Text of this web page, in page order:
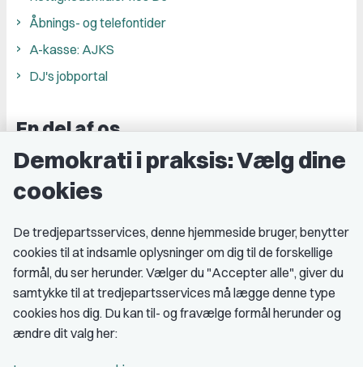
Åbnings- og telefontider
A-kasse: AJKS
DJ's jobportal
En del af os
Grupper og kredse
Studenterorganisationer
Medlemskab
Fordele som medlem
Kontingent
Demokrati i praksis: Vælg dine
cookies
De tredjepartsservices, denne hjemmeside bruger, benytter
cookies til at indsamle oplysninger om dig til de forskellige
formål, du ser herunder. Vælger du "Accepter alle", giver du
samtykke til at tredjepartsservices må lægge denne type
cookies hos dig. Du kan til- og fravælge formål herunder og
ændre dit valg her: